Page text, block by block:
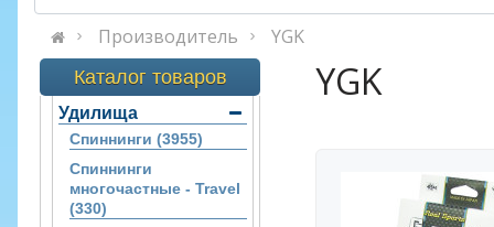
Производитель YGK
Каталог товаров
Удилища
Спиннинги (3955)
Спиннинги
многочастные - Travel
(330)
YGK